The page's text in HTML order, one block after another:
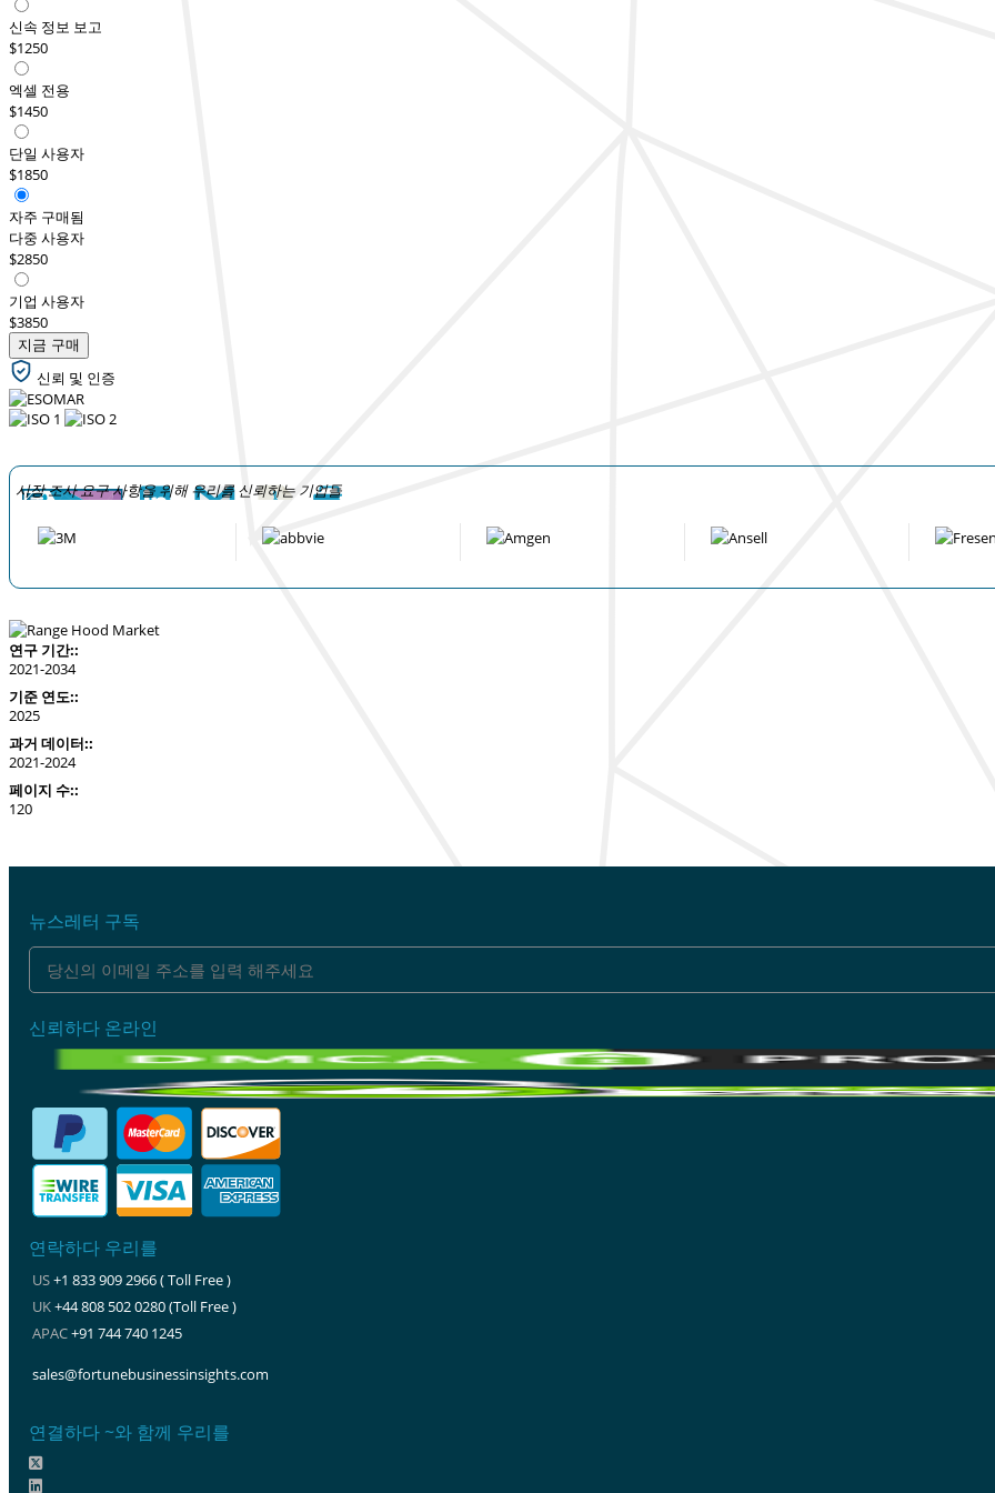
신속 정보 보고
$1250
엑셀 전용
$1450
단일 사용자
$1850
자주 구매됨
다중 사용자
$2850
기업 사용자
$3850
지금 구매
신뢰 및 인증
시장 조사 요구 사항을 위해 우리를 신뢰하는 기업들
연구 기간::
2021-2034
기준 연도::
2025
과거 데이터::
2021-2024
페이지 수::
120
뉴스레터 구독
신뢰하다 온라인
연락하다 우리를
US+1 833 909 2966 ( Toll Free )
UK+44 808 502 0280 (Toll Free )
APAC+91 744 740 1245
sales@fortunebusinessinsights.com
연결하다 ~와 함께 우리를